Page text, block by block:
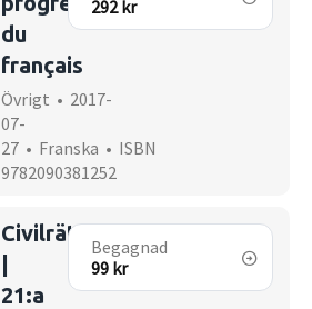
du
français
Övrigt • 2017-
07-
27 • Franska • ISBN
9782090381252
292 kr
Civilrätt
21:a
Begagnad
99 kr